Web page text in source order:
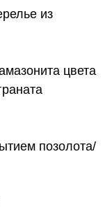
из
цвета
позолота/